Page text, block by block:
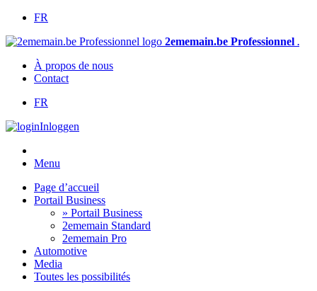
FR
2ememain.be Professionnel .
À propos de nous
Contact
FR
Inloggen
Menu
Page d’accueil
Portail Business
» Portail Business
2ememain Standard
2ememain Pro
Automotive
Media
Toutes les possibilités